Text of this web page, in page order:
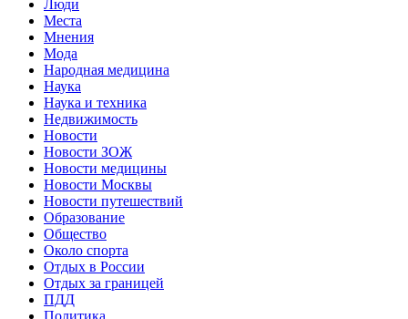
Люди
Места
Мнения
Мода
Народная медицина
Наука
Наука и техника
Недвижимость
Новости
Новости ЗОЖ
Новости медицины
Новости Москвы
Новости путешествий
Образование
Общество
Около спорта
Отдых в России
Отдых за границей
ПДД
Политика